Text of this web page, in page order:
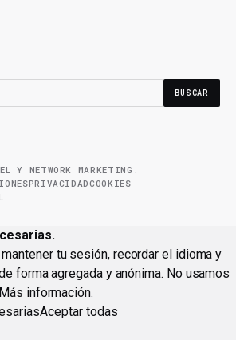
BUSCAR
NETWORK MARKETING.
PRIVACIDADCOOKIES
tu sesión, recordar el idioma y
forma agregada y anónima. No usamos
Más información.
Aceptar todas